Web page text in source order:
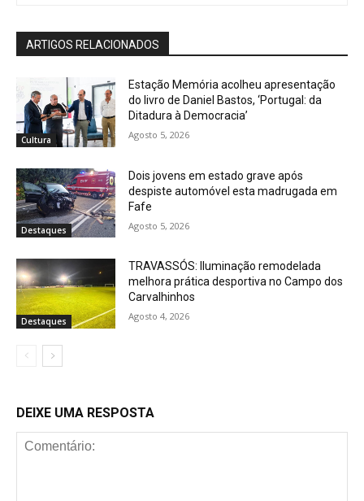
ARTIGOS RELACIONADOS
Cultura
Estação Memória acolheu apresentação
do livro de Daniel Bastos, ‘Portugal: da
Ditadura à Democracia’
Agosto 5, 2026
Destaques
Dois jovens em estado grave após
despiste automóvel esta madrugada em
Fafe
Agosto 5, 2026
Destaques
TRAVASSÓS: Iluminação remodelada
melhora prática desportiva no Campo dos
Carvalhinhos
Agosto 4, 2026
DEIXE UMA RESPOSTA